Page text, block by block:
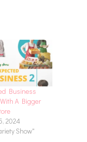
Business
A Bigger
2024
Show"